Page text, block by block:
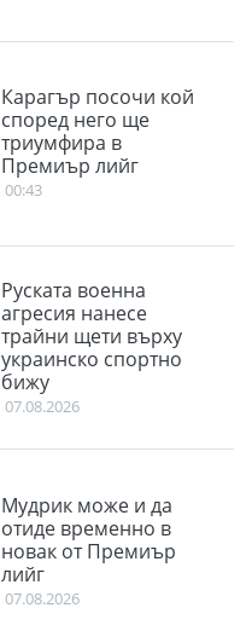
Карагър посочи кой
според него ще
триумфира в
Премиър лийг
00:43
Руската военна
агресия нанесе
трайни щети върху
украинско спортно
бижу
07.08.2026
Мудрик може и да
отиде временно в
новак от Премиър
лийг
07.08.2026